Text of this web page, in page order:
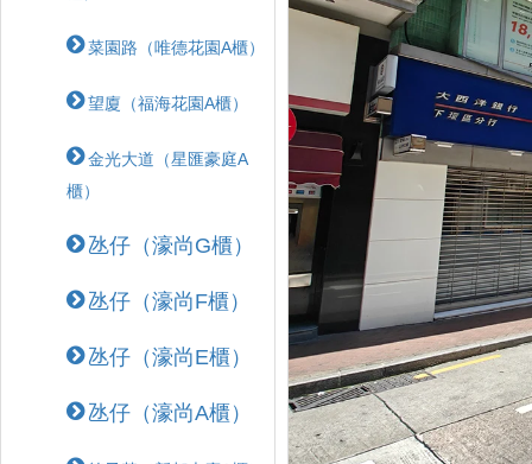
菜園路（唯德花園A櫃）
望廈（福海花園A櫃）
金光大道（星匯豪庭A
櫃）
氹仔（濠尚G櫃）
氹仔（濠尚F櫃）
氹仔（濠尚E櫃）
氹仔（濠尚A櫃）